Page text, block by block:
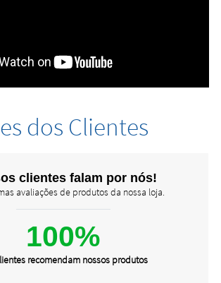
dos Clientes
clientes falam por nós!
avaliações de produtos da nossa loja.
100%
recomendam nossos produtos